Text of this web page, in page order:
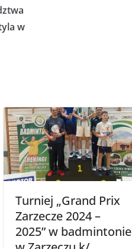
w
Turniej „Grand Prix
Zarzecze 2024 –
2025” w badmintonie